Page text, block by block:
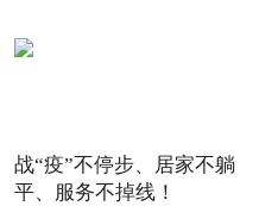
战“疫”不停步、居家不躺
平、服务不掉线！